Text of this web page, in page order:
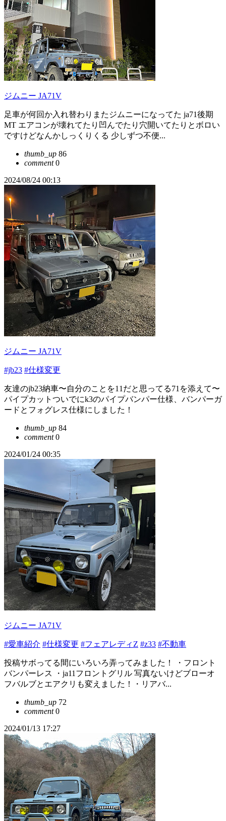
ジムニー JA71V
足車が何回か入れ替わりまたジムニーになってた ja71後期
MT エアコンが壊れてたり凹んでたり穴開いてたりとボロい
ですけどなんかしっくりくる 少しずつ不便...
thumb_up 86
comment0
2024/08/24 00:13
ジムニー JA71V
#jb23 #仕様変更
友達のjb23納車〜自分のことを11だと思ってる71を添えて〜
パイプカットついでにk3のパイプバンパー仕様、バンパーガ
ードとフォグレス仕様にしました！
thumb_up 84
comment0
2024/01/24 00:35
ジムニー JA71V
#愛車紹介 #仕様変更 #フェアレディZ #z33 #不動車
投稿サボってる間にいろいろ弄ってみました！ ・フロント
バンパーレス ・ja11フロントグリル 写真ないけどブローオ
フバルブとエアクリも変えました！・リアバ...
thumb_up 72
comment0
2024/01/13 17:27